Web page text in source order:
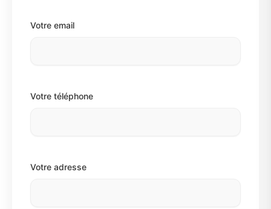
Votre email
Votre téléphone
Votre adresse